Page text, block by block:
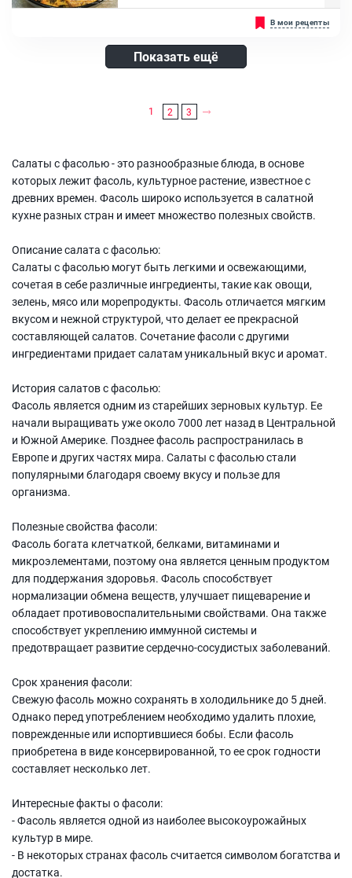
Зелень, Перец чили, Чеснок, Сахар, Смесь перцев, Кориандр
Такой полезный продукт как фасоль, очень часто используют для
приготовления салатов, за счет ее добавления, они получаются
питательными и сытными. Фасоль не имеет ярко выраженного
вкуса, поэтому хорошо гармонирует с разнообразными
ингредиентами в блюдах. К примеру, очень вкусным получится ее
В мои рецепты
Показать ещё
1 2 3
Салаты с фасолью - это разнообразные блюда, в основе
которых лежит фасоль, культурное растение, известное с
древних времен. Фасоль широко используется в салатной
кухне разных стран и имеет множество полезных свойств.
Описание салата с фасолью:
Салаты с фасолью могут быть легкими и освежающими,
сочетая в себе различные ингредиенты, такие как овощи,
зелень, мясо или морепродукты. Фасоль отличается мягким
вкусом и нежной структурой, что делает ее прекрасной
составляющей салатов. Сочетание фасоли с другими
ингредиентами придает салатам уникальный вкус и аромат.
История салатов с фасолью:
Фасоль является одним из старейших зерновых культур. Ее
начали выращивать уже около 7000 лет назад в Центральной
и Южной Америке. Позднее фасоль распространилась в
Европе и других частях мира. Салаты с фасолью стали
популярными благодаря своему вкусу и пользе для
организма.
Полезные свойства фасоли:
Фасоль богата клетчаткой, белками, витаминами и
микроэлементами, поэтому она является ценным продуктом
для поддержания здоровья. Фасоль способствует
нормализации обмена веществ, улучшает пищеварение и
обладает противовоспалительными свойствами. Она также
способствует укреплению иммунной системы и
предотвращает развитие сердечно-сосудистых заболеваний.
Срок хранения фасоли:
Свежую фасоль можно сохранять в холодильнике до 5 дней.
Однако перед употреблением необходимо удалить плохие,
поврежденные или испортившиеся бобы. Если фасоль
приобретена в виде консервированной, то ее срок годности
составляет несколько лет.
Интересные факты о фасоли:
- Фасоль является одной из наиболее высокоурожайных
культур в мире.
- В некоторых странах фасоль считается символом богатства и
достатка.